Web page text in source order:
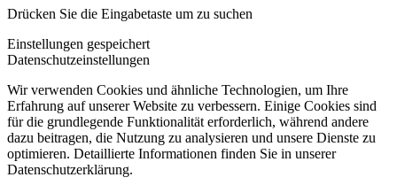
Drücken Sie die Eingabetaste um zu suchen
Einstellungen gespeichert
Datenschutzeinstellungen
Wir verwenden Cookies und ähnliche Technologien, um Ihre
Erfahrung auf unserer Website zu verbessern. Einige Cookies sind
für die grundlegende Funktionalität erforderlich, während andere
dazu beitragen, die Nutzung zu analysieren und unsere Dienste zu
optimieren. Detaillierte Informationen finden Sie in unserer
Datenschutzerklärung.